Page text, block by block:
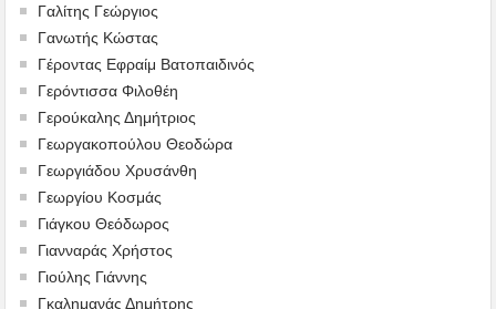
Γαλίτης Γεώργιος
Γανωτής Κώστας
Γέροντας Εφραίμ Βατοπαιδινός
Γερόντισσα Φιλοθέη
Γερούκαλης Δημήτριος
Γεωργακοπούλου Θεοδώρα
Γεωργιάδου Χρυσάνθη
Γεωργίου Κοσμάς
Γιάγκου Θεόδωρος
Γιανναράς Χρήστος
Γιούλης Γιάννης
Γκαλημανάς Δημήτρης